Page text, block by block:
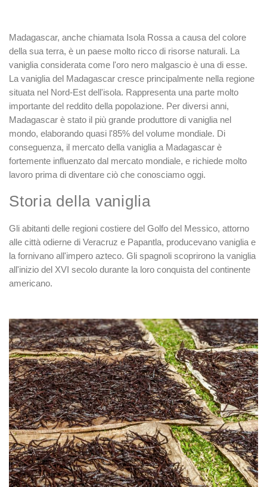
Madagascar, anche chiamata Isola Rossa a causa del colore
della sua terra, è un paese molto ricco di risorse naturali. La
vaniglia considerata come l'oro nero malgascio è una di esse.
La vaniglia del Madagascar cresce principalmente nella regione
situata nel Nord-Est dell'isola. Rappresenta una parte molto
importante del reddito della popolazione. Per diversi anni,
Madagascar è stato il più grande produttore di vaniglia nel
mondo, elaborando quasi l'85% del volume mondiale. Di
conseguenza, il mercato della vaniglia a Madagascar è
fortemente influenzato dal mercato mondiale, e richiede molto
lavoro prima di diventare ciò che conosciamo oggi.
Storia della vaniglia
Gli abitanti delle regioni costiere del Golfo del Messico, attorno
alle città odierne di Veracruz e Papantla, producevano vaniglia e
la fornivano all'impero azteco. Gli spagnoli scoprirono la vaniglia
all'inizio del XVI secolo durante la loro conquista del continente
americano.